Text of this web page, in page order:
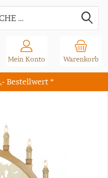
Bestellwert *
Warenkorb
Mein Konto